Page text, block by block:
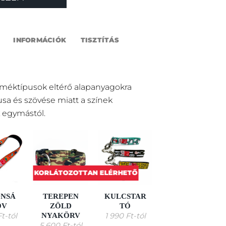
INFORMÁCIÓK TISZTÍTÁS
eltérő alapanyagokra
és szövése miatt a színek
-tól
KORLÁTOZOTTAN ELÉRHETŐ
TEREPEN
ZÖLD
NYAKÖRV
KULCSTAR
TÓ
1 990 Ft-tól